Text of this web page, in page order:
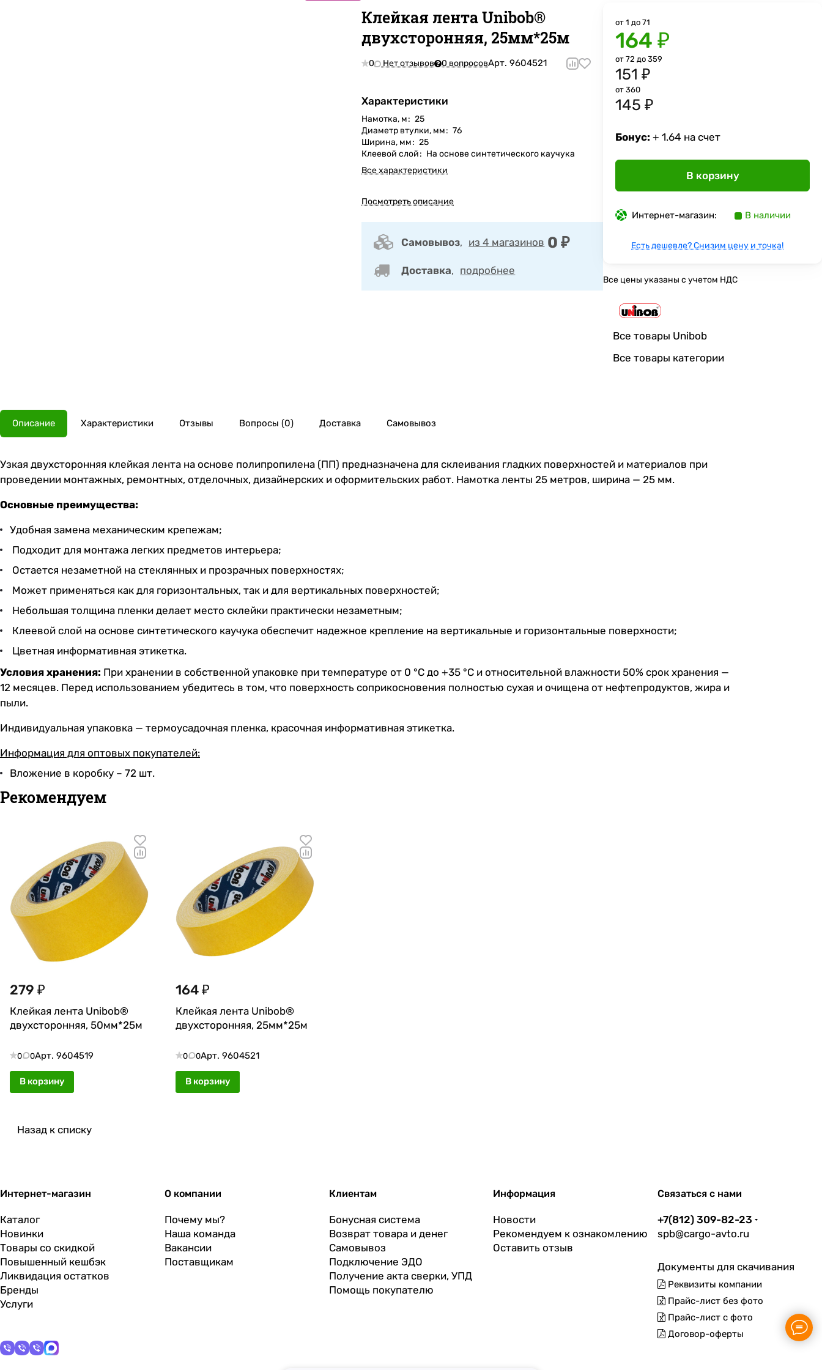
Клейкая лента Unibob®
двухсторонняя, 25мм*25м
0 Нет отзывов 0 вопросовАрт.9604521
Характеристики
Намотка, м: 25
Диаметр втулки, мм: 76
Ширина, мм: 25
Клеевой слой: На основе синтетического каучука
Все характеристики
Посмотреть описание
Самовывоз, из 4 магазинов 0 ₽
Доставка, подробнее
от 1 до 71
164 ₽
от 72 до 359
151 ₽
от 360
145 ₽
Бонус: + 1.64 на счет
В корзину
Интернет-магазин: В наличии
Есть дешевле? Снизим цену и точка!
Все цены указаны с учетом НДС
Все товары Unibob
Все товары категории
Описание Характеристики Отзывы Вопросы (0) Доставка Самовывоз
Узкая двухсторонняя клейкая лента на основе полипропилена (ПП) предназначена для склеивания гладких поверхностей и материалов при
проведении монтажных, ремонтных, отделочных, дизайнерских и оформительских работ. Намотка ленты 25 метров, ширина — 25 мм.
Основные преимущества:
Удобная замена механическим крепежам;
Подходит для монтажа легких предметов интерьера;
Остается незаметной на стеклянных и прозрачных поверхностях;
Может применяться как для горизонтальных, так и для вертикальных поверхностей;
Небольшая толщина пленки делает место склейки практически незаметным;
Клеевой слой на основе синтетического каучука обеспечит надежное крепление на вертикальные и горизонтальные поверхности;
Цветная информативная этикетка.
Условия хранения: При хранении в собственной упаковке при температуре от 0 °С до +35 °С и относительной влажности 50% срок хранения —
12 месяцев. Перед использованием убедитесь в том, что поверхность соприкосновения полностью сухая и очищена от нефтепродуктов, жира и
пыли.
Индивидуальная упаковка — термоусадочная пленка, красочная информативная этикетка.
Информация для оптовых покупателей:
Вложение в коробку – 72 шт.
Рекомендуем
279 ₽
Клейкая лента Unibob®
двухсторонняя, 50мм*25м
0 0Арт. 9604519
В корзину
164 ₽
Клейкая лента Unibob®
двухсторонняя, 25мм*25м
0 0Арт.9604521
В корзину
Назад к списку
Интернет-магазин
Каталог
Новинки
Товары со скидкой
Повышенный кешбэк
Ликвидация остатков
Бренды
Услуги
О компании
Почему мы?
Наша команда
Вакансии
Поставщикам
Клиентам
Бонусная система
Возврат товара и денег
Самовывоз
Подключение ЭДО
Получение акта сверки, УПД
Помощь покупателю
Информация
Новости
Рекомендуем к ознакомлению
Оставить отзыв
Связаться с нами
+7(812) 309-82-23
spb@cargo-avto.ru
Документы для скачивания
Реквизиты компании
Прайс-лист без фото
Прайс-лист с фото
Договор-оферты